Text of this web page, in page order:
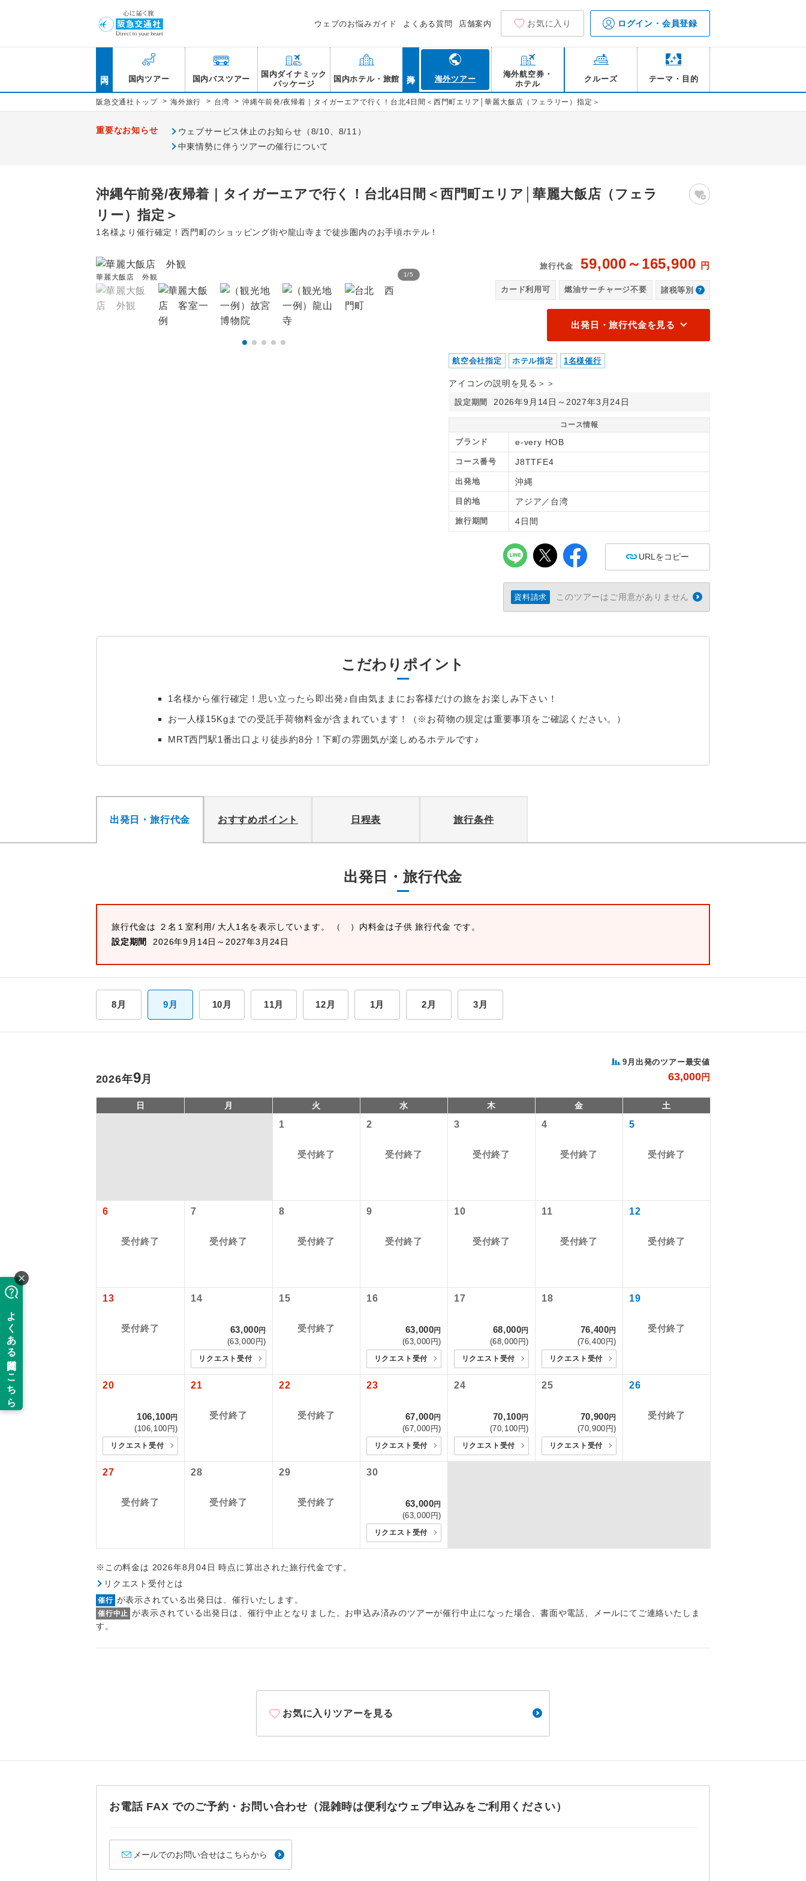
ウェブのお悩みガイド よくある質問 店舗案内 お気に入り ログイン・会員登録
国内ツアー 国内バスツアー
国内ダイナミック
パッケージ
国内ホテル・旅館 海外ツアー
海外航空券・
ホテル
クルーズ テーマ・目的
阪急交通社トップ > 海外旅行 > 台湾 > 沖縄午前発/夜帰着｜タイガーエアで行く！台北4日間＜西門町エリア│華麗大飯店（フェラリー）指定＞
重要なお知らせ
ウェブサービス休止のお知らせ（8/10、8/11）
中東情勢に伴うツアーの催行について
沖縄午前発/夜帰着｜タイガーエアで行く！台北4日間＜西門町エリア│華麗大飯店（フェラ
リー）指定＞
1名様より催行確定！西門町のショッピング街や龍山寺まで徒歩圏内のお手頃ホテル！
1/5
華麗大飯店 外観
旅行代金 59,000～165,900 円
カード利用可 燃油サーチャージ不要 諸税等別
出発日・旅行代金を見る
航空会社指定 ホテル指定 1名様催行
アイコンの説明を見る＞＞
設定期間 2026年9月14日～2027年3月24日
コース情報
ブランド e-very HOB
コース番号 J8TTFE4
出発地 沖縄
目的地 アジア／台湾
旅行期間 4日間
URLをコピー
資料請求 このツアーはご用意がありません
こだわりポイント
1名様から催行確定！思い立ったら即出発♪自由気ままにお客様だけの旅をお楽しみ下さい！
お一人様15Kgまでの受託手荷物料金が含まれています！（※お荷物の規定は重要事項をご確認ください。）
MRT西門駅1番出口より徒歩約8分！下町の雰囲気が楽しめるホテルです♪
出発日・旅行代金 おすすめポイント 日程表 旅行条件
出発日・旅行代金
旅行代金は ２名１室利用/ 大人1名を表示しています。 （ ）内料金は子供 旅行代金 です。
設定期間
2026年9月14日～2027年3月24日
8月 9月 10月 11月 12月 1月 2月 3月
9月出発のツアー最安値
63,000円
2026年9月
日 月 火 水 木 金 土
1
受付終了
2
受付終了
3
受付終了
4
受付終了
5
受付終了
6
受付終了
7
受付終了
8
受付終了
9
受付終了
10
受付終了
11
受付終了
12
受付終了
13
受付終了
14
63,000円
(63,000円)
リクエスト受付
15
受付終了
16
63,000円
(63,000円)
リクエスト受付
17
68,000円
(68,000円)
リクエスト受付
18
76,400円
(76,400円)
リクエスト受付
19
受付終了
20
106,100円
(106,100円)
リクエスト受付
21
受付終了
22
受付終了
23
67,000円
(67,000円)
リクエスト受付
24
70,100円
(70,100円)
リクエスト受付
25
70,900円
(70,900円)
リクエスト受付
26
受付終了
27
受付終了
28
受付終了
29
受付終了
30
63,000円
(63,000円)
リクエスト受付
※この料金は 2026年8月04日 時点に算出された旅行代金です。
リクエスト受付とは
催行 が表示されている出発日は、催行いたします。
催行中止 が表示されている出発日は、催行中止となりました。お申込み済みのツアーが催行中止になった場合、書面や電話、メールにてご連絡いたしま
す。
お気に入りツアーを見る
お電話 FAX でのご予約・お問い合わせ（混雑時は便利なウェブ申込みをご利用ください）
メールでのお問い合せはこちらから
【日本国内空港施設使用料】
払いが必要となります。
2026/8/9〜2026/8/15 大人（12歳以上）2,530円、子供（2歳以上12歳未満）2,530円
2026/8/16〜2026/9/15 大人（12歳以上）2,530円、子供（2歳以上12歳未満）2,530円
2026/10/13〜2026/10/19 大人（12歳以上）3,800円、子供（2歳以上12歳未満）3,800円
2026/10/20〜2026/10/22 大人（12歳以上）3,800円、子供（2歳以上12歳未満）3,800円
2026/10/23〜2026/10/24 大人（12歳以上）3,800円、子供（2歳以上12歳未満）3,800円
2026/10/25〜2026/10/26 大人（12歳以上）3,800円、子供（2歳以上12歳未満）3,800円
2027/1/3〜2027/1/28 大人（12歳以上）3,800円、子供（2歳以上12歳未満）3,800円
2027/1/29〜2027/2/13 大人（12歳以上）3,800円、子供（2歳以上12歳未満）3,800円
2027/2/14〜2027/2/24 大人（12歳以上）3,800円、子供（2歳以上12歳未満）3,800円
2027/2/25〜2027/3/1 大人（12歳以上）3,800円、子供（2歳以上12歳未満）3,800円
2027/3/2〜2027/3/17 大人（12歳以上）3,800円、子供（2歳以上12歳未満）3,800円
※上記以外の出発日につきましては料金確定後にご案内いたします。
※手配の都合により変更になる場合があります。
2026/9/29〜2026/10/4 大人（12歳以上）3,500円、子供（2歳以上12歳未満）3,500円
2026/10/13〜2026/10/19 大人（12歳以上）3,500円、子供（2歳以上12歳未満）3,500円
2026/12/18〜2027/1/2 大人（12歳以上）4,500円、子供（2歳以上12歳未満）4,500円
2027/1/3〜2027/1/28 大人（12歳以上）3,500円、子供（2歳以上12歳未満）3,500円
2027/1/29〜2027/2/13 大人（12歳以上）4,500円、子供（2歳以上12歳未満）4,500円
2027/2/14〜2027/2/24 大人（12歳以上）3,500円、子供（2歳以上12歳未満）3,500円
2027/2/25〜2027/3/1 大人（12歳以上）4,500円、子供（2歳以上12歳未満）4,500円
※リクエスト受付の場合、ご手配の可否は後日回答させていただきます。
追加代金にて各地発着ありとは
当ツアーは日程表に記載の出発空港だけでなく、各地より下記追加代金にて飛行機や鉄
ご同行者様が異なる発着地をご希望の場合は、当社予約センターまで連絡ください。
現地係員同行 現地到着後、現地係員が同行しお世話いたします。
バスガイドが乗務し、車内での観光案内があります。
新コース 初登場のコースです。
世界遺産
ユネスコに登録されている文化遺産や自然遺産を訪ねるコー
温泉地にも宿泊するコースです。
ご宿泊ホテルに露天風呂が付いています。
ご宿泊ホテルに大浴場が付いています。
全てのお食事が付いていますので、お食事の心配はいりませ
ん。（機内食を除く）
お部屋にてゆっくりとお召し上がりいただけます。
周りの音を気にせず、ガイドさんの説明をじっくり聞くこと
1名様催行 1名様から出発可能な個人型プランです。
航空会社指定
利用航空会社が指定なので、ご出発の計画にとても便利で